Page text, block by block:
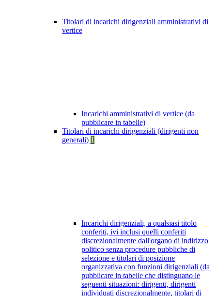
Titolari di incarichi dirigenziali amministrativi di
vertice
Incarichi amministrativi di vertice (da
pubblicare in tabelle)
Titolari di incarichi dirigenziali (dirigenti non
generali) 1
Incarichi dirigenziali, a qualsiasi titolo
conferiti, ivi inclusi quelli conferiti
discrezionalmente dall'organo di indirizzo
politico senza procedure pubbliche di
selezione e titolari di posizione
organizzativa con funzioni dirigenziali (da
pubblicare in tabelle che distinguano le
seguenti situazioni: dirigenti, dirigenti
individuati discrezionalmente, titolari di